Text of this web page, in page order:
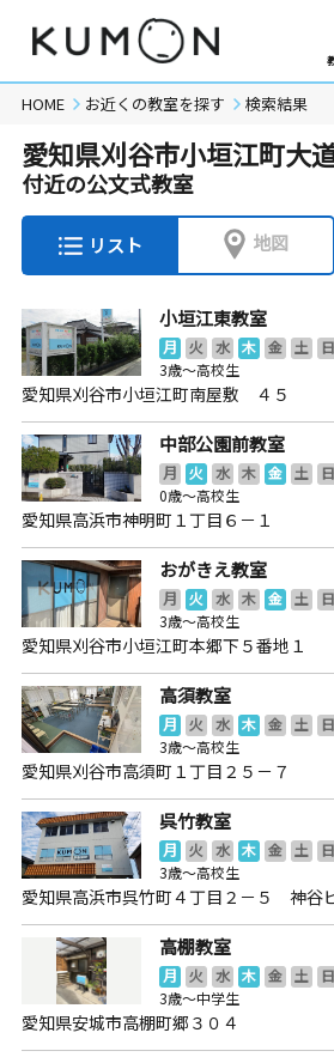
HOME お近くの教室を探す 検索結果
愛知県刈谷市小垣江町大
付近の公文式教室
リスト 地図
小垣江東教室
月 火 水 木 金 土
日
3歳～高校生
愛知県刈谷市小垣江町南屋敷 ４５
中部公園前教室
月 火 水 木 金 土
日
0歳～高校生
愛知県高浜市神明町１丁目６－１
おがきえ教室
月 火 水 木 金 土
日
3歳～高校生
愛知県刈谷市小垣江町本郷下５番地１
高須教室
月 火 水 木 金 土
日
3歳～高校生
愛知県刈谷市高須町１丁目２５－７
呉竹教室
月 火 水 木 金 土
日
3歳～高校生
愛知県高浜市呉竹町４丁目２－５ 神谷
高棚教室
月 火 水 木 金 土
日
3歳～中学生
愛知県安城市高棚町郷３０４